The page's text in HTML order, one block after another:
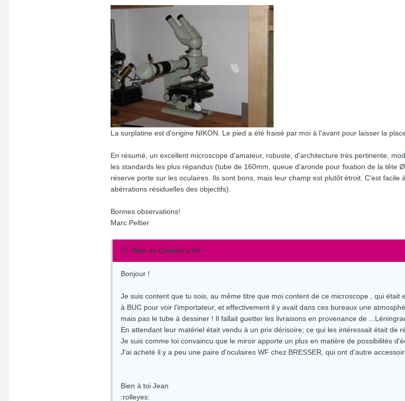
La surplatine est d'origine NIKON. Le pied a été fraisé par moi à l'avant pour laisser la
En résumé, un excellent microscope d'amateur, robuste, d'architecture très pertinente,
les standards les plus répandus (tube de 160mm, queue d'aronde pour fixation de la
réserve porte sur les oculaires. Ils sont bons, mais leur champ est plutôt étroit. C'est
abérrations résiduelles des objectifs).
Bonnes observations!
Marc Peltier
Jean de Corcelle a dit :
Bonjour !
Je suis content que tu sois, au même titre que moi content de ce microscope , qui
à BUC pour voir l'importateur, et effectivement il y avait dans ces bureaux une
mais pas le tube à dessiner ! Il fallait guetter les livraisons en provenance de
En attendant leur matériel était vendu à un prix dérisoire; ce qui les intéressait était de
Je suis comme toi convaincu que le miroir apporte un plus en matière de possibilités
J'ai acheté il y a peu une paire d'oculaires WF chez BRESSER, qui ont d'autre
Bien à toi Jean
:rolleyes: